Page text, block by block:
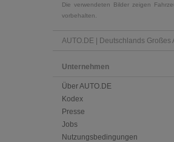
Die verwendeten Bilder zeigen
vorbehalten.
AUTO.DE | Deutschlands Großes
Unternehmen
Über AUTO.DE
Kodex
Presse
Jobs
Nutzungsbedingungen